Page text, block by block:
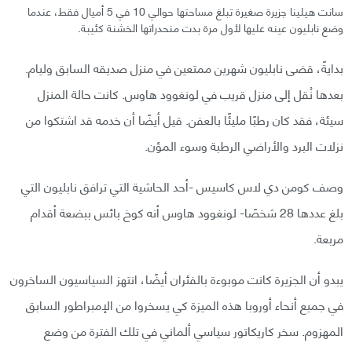
سانت هيلينا جزيرة صغيرة تبلغ مساحتها حوالي 10 في 5 أميال فقط، عندما
وضع نابليون عينه عليها لأول مرة بدت منحدراتها الخشنة كئيبة.
بدايةً، قضى نابليون شهرين ممتعين في منزل صديقه السابق وليام.
بعدها نُقل إلى منزل قريب في لونغوود هاوس. كانت حالة المنزل
سيئة، فقد كان رطبًا مليئًا بالعفن. قيل أيضًا أن خدمه قد اشتكوا من
نزلات البرد والأراضي الرطبة وسوء المؤن.
وصف كومن دي لاس كاسيس -أحد الحاشية التي ترافق نابليون التي
بلغ عددها 28 شخصًا- لونغوود هاوس أنه كوخ بائس ببضعة أقدام
مربعة.
يبدو أن الجزيرة كانت موبوءة بالفئران أيضًا، انتهز السياسيون الساخرون
في جميع أنحاء أوروبا هذه الميزة كي يسخروا من الإمبراطور السابق
المهزوم. سخر كاريكاتور سياسي ألماني في تلك الفترة من وضع